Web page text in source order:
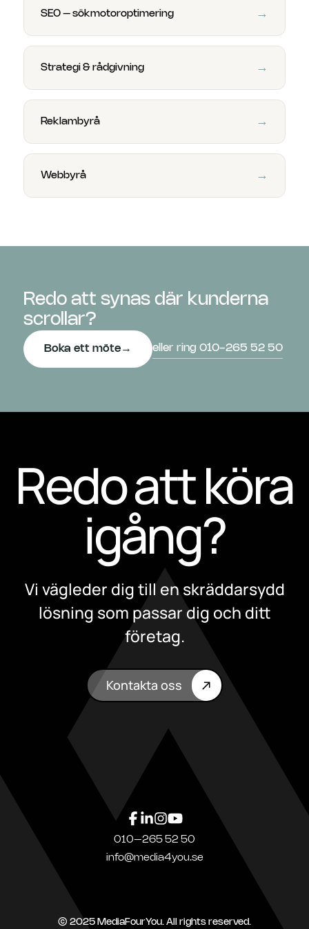
SEO – sökmotoroptimering →
Strategi & rådgivning →
Reklambyrå →
Webbyrå →
Redo att synas där kunderna
scrollar?
Boka ett möte → eller ring 010-265 52 50
Redo att köra
igång?
Vi vägleder dig till en skräddarsydd
lösning som passar dig och ditt
företag.
Kontakta oss
010–265 52 50
info@media4you.se
© 2025 MediaFourYou. All rights reserved.